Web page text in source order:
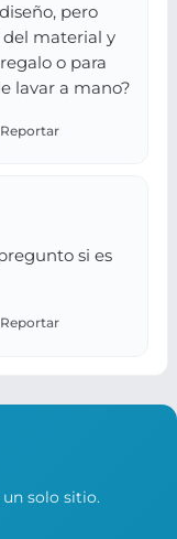
pero
material y
o para
lavar a mano?
si es
solo sitio.